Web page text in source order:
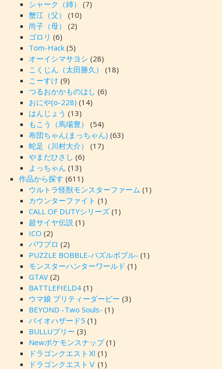
シャーク（姉）
(7)
蟹江（父）
(10)
尚子（母）
(2)
ゴロリ (6)
Tom-Hack(5)
オーイシマサヨシ (28)
こくじん（太田勝久）
(18)
こーすけ (9)
つるおかかものはし (6)
おにや(o-228) (14)
はんじょう (13)
もこう（馬場豊）
(54)
布団ちゃん(まっちゃん) (63)
蛇足（川村大介）
(17)
やまだひさし (6)
よっちゃん (13)
作品から探す (611)
ウルトラ怪獣モンスターファーム (1)
カウンターファイト (1)
CALL OF DUTYシリーズ(1)
超サイヤ伝説 (1)
ICO (2)
パワプロ (2)
PUZZLE BOBBLE-パズルボブル- (1)
モンスターハンターワールド (1)
GTAV(2)
BATTLEFIELD4(1)
ウマ娘 プリティーダービー (3)
BEYOND -Two Souls- (1)
バイオハザード5 (1)
BULLUブリー (3)
Newポケモンスナップ(1)
ドラゴンクエストⅪ (1)
ドラゴンクエストⅤ (1)